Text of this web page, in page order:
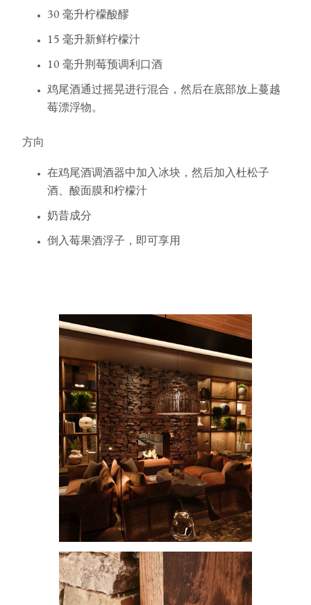
30 毫升柠檬酸醪
15 毫升新鲜柠檬汁
10 毫升荆莓预调利口酒
鸡尾酒通过摇晃进行混合，然后在底部放上蔓越
莓漂浮物。
方向
在鸡尾酒调酒器中加入冰块，然后加入杜松子
酒、酸面膜和柠檬汁
奶昔成分
倒入莓果酒浮子，即可享用